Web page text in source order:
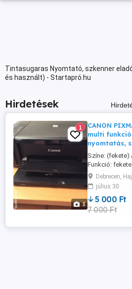
Tintasugaras Nyomtató, szkenner
és használt) - Startapró.hu
Hirdetések
3
1
CANON
multi
nyomtatás,
Színe: (fekete)
Funkció:
másolásra,
Nyomtatási
Debrecen,
július 30
5 000 Ft
7 000 Ft